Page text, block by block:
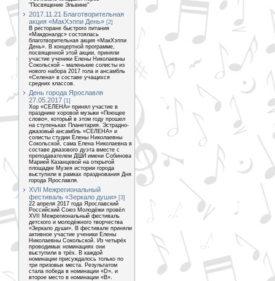
"Посвящение Эльвине"
2017.11.21 Благотворительная
акция «МакХэппи День» [2]
В ресторане быстрого питания
«Макдоналдс» состоялась
благотворительная акция «МакХэппи
День». В концертной программе,
посвященной этой акции, приняли
участие ученики Елены Николаевны
Сокольской – маленькие солисты из
нового набора 2017 гола и ансамбль
«Селена» в составе учащихся
средних классов.
День города Ярославля
27.05.2017 [1]
Хор «СЕЛЕНА» принял участие в
празднике хоровой музыки «Поющее
слово», который в этом году прошел
на ступеньках Планетария. Эстрадно-
джазовый ансамбль «СЕЛЕНА» и
солисты студии Елены Николаевны
Сокольской, сама Елена Николаевна в
составе джазового дуэта вместе с
преподавателем ДШИ имени Собинова
Марией Казанцевой на открытой
площадке Музея истории города
выступили в рамках празднования Дня
города Ярославля.
XVII Межрегиональный
фестиваль «Зеркало души» [3]
22 апреля 2017 года Ярославский
Российский Союз Молодёжи провёл
XVII Межрегиональный фестиваль
детского и молодёжного творчества
«Зеркало души». В фестивале приняли
активное участие ученики Елены
Николаевны Сокольской. Из четырёх
проводимых номинациях они
выступили в трёх. В каждой
номинации присуждалось только по
три призовых места. Результатом
стала победа в номинации «D», и
второе место в номинации «В».